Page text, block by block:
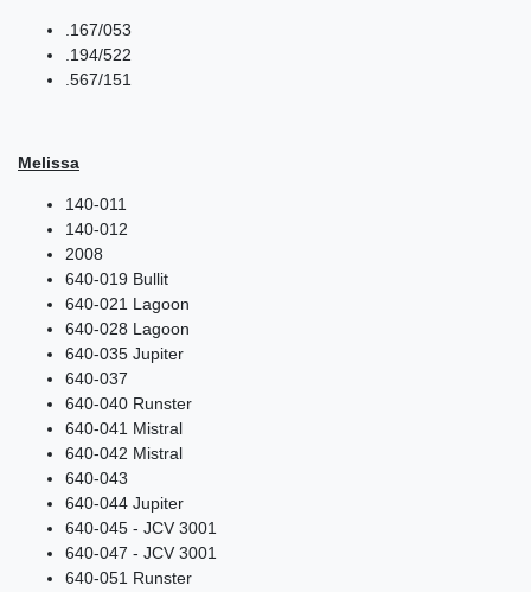
.167/053
.194/522
.567/151
Melissa
140-011
140-012
2008
640-019 Bullit
640-021 Lagoon
640-028 Lagoon
640-035 Jupiter
640-037
640-040 Runster
640-041 Mistral
640-042 Mistral
640-043
640-044 Jupiter
640-045 - JCV 3001
640-047 - JCV 3001
640-051 Runster